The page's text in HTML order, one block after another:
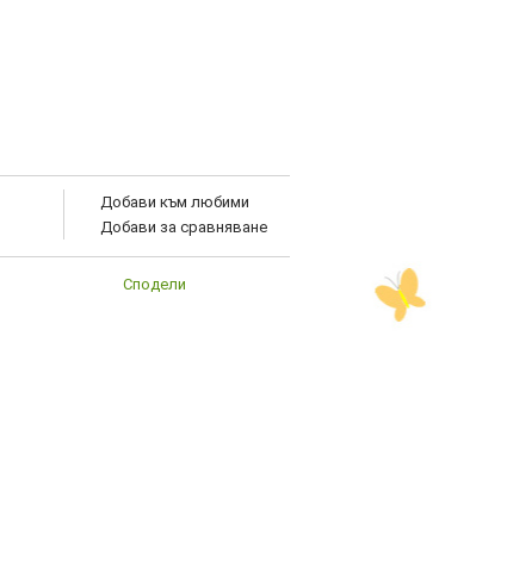
Добави към любими
Добави за сравняване
Сподели